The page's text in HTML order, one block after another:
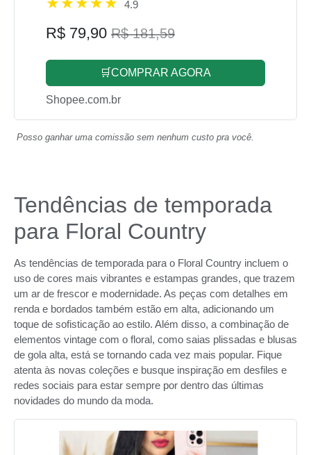
4.9
R$ 79,90 R$ 181,59
🛒COMPRAR AGORA
Shopee.com.br
Posso ganhar uma comissão sem nenhum custo pra você.
Tendências de temporada
para Floral Country
As tendências de temporada para o Floral Country incluem o
uso de cores mais vibrantes e estampas grandes, que trazem
um ar de frescor e modernidade. As peças com detalhes em
renda e bordados também estão em alta, adicionando um
toque de sofisticação ao estilo. Além disso, a combinação de
elementos vintage com o floral, como saias plissadas e blusas
de gola alta, está se tornando cada vez mais popular. Fique
atenta às novas coleções e busque inspiração em desfiles e
redes sociais para estar sempre por dentro das últimas
novidades do mundo da moda.